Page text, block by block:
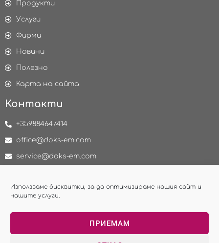
Използваме бисквитки, за да оптимизираме нашия сайт и
нашите услуги.
ПРИЕМАМ
Продукти
Услуги
Фирми
Новини
Полезно
Карта на сайта
Контакти
+359884647414
office@doks-em.com
service@doks-em.com